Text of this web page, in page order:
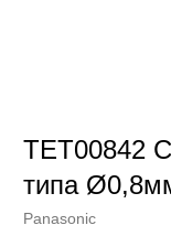
TET00842
типа
Panasonic